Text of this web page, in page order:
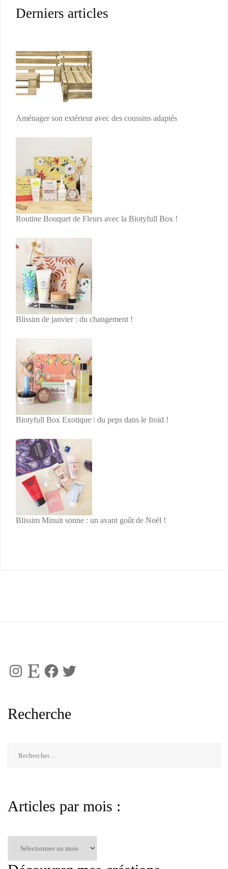
Derniers articles
Aménager son extérieur avec des coussins adaptés
Routine Bouquet de Fleurs avec la Biotyfull Box !
Blissim de janvier : du changement !
Biotyfull Box Exotique : du peps dans le froid !
Blissim Minuit sonne : un avant goût de Noël !
Instagram
Etsy FacebookTwitter
Recherche
Articles par mois :
mois